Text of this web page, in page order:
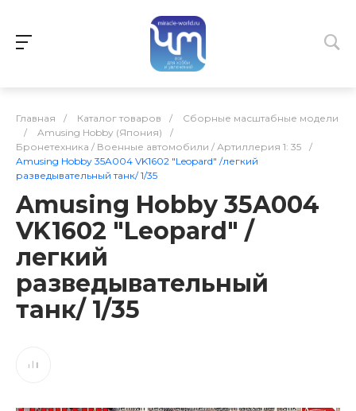
Главная / Каталог товаров /
Сборные масштабные модели
/
Amusing Hobby (Япония)
/
Бронетехника / Военные автомобили / Артиллерия 1: 35
/
Amusing Hobby 35A004 VK1602 "Leopard" /легкий
разведывательный танк/ 1/35
Amusing Hobby 35A004
VK1602 "Leopard" /
легкий
разведывательный
танк/ 1/35